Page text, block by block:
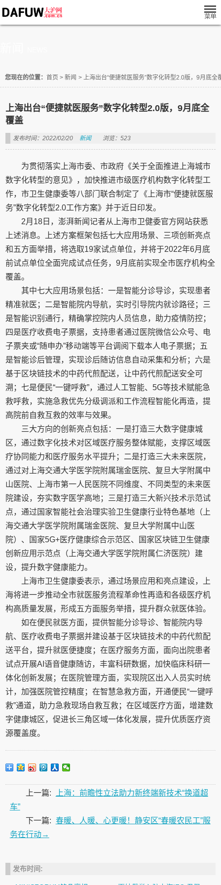
您现在的位置： 首页 > 新闻 > 上海出台“便捷就医服务”数字化转型2.0版，9月底全
上海出台“便捷就医服务”数字化转型2.0版，9月底全
覆盖
发布时间：2022/02/20 新闻 浏览：523
为贯彻落实上海市委、市政府《关于全面推进上海城市
数字化转型的意见》，加快推进市级医疗机构数字化转型工
作，市卫生健康委等八部门联合制定了《上海市“便捷就医服
务”数字化转型2.0工作方案》并于近日印发。
2月18日，澎湃新闻记者从上海市卫健委官方网站获悉
上述消息。上述方案框架包括七大应用场景、三项创新亮点
和五方面举措，将选取19家试点单位，并将于2022年6月底
前试点单位全面完成试点任务，9月底前实现全市医疗机构全
覆盖。
其中七大应用场景包括：一是智能分诊导诊，实现患者
精准就医；二是智能院内导航，实时引导院内就诊路径；三
是智能识别通行，精确掌控院内人员信息，助力疫情防控；
四是医疗收费电子票据，支持患者通过医院微信公众号、电
子票夹或“随申办”移动端等平台调阅下载本人电子票据；五
是智能诊后管理，实现诊后随访信息自动采集和分析；六是
基于区块链技术的中药代煎配送，让中药代煎配送安全可
溯；七是便民“一键呼救”，通过人工智能、5G等技术赋能急
救呼救，实施急救优先分级调派和工作流程智能化再造，提
高院前自救互救的效率与效果。
三大方向的创新亮点包括：一是打造三大数字健康城
区，通过数字化技术对区域医疗服务整体赋能，支撑区域医
疗协同能力和医疗服务水平提升；二是打造三大未来医院，
通过对上海交通大学医学院附属瑞金医院、复旦大学附属中
山医院、上海市第一人民医院不同维度、不同类型的未来医
院建设，夯实数字医学高地；三是打造三大新兴技术示范试
点，通过国家智能社会治理实验卫生健康行业特色基地（上
海交通大学医学院附属瑞金医院、复旦大学附属中山医
院）、国家5G+医疗健康综合示范区、国家区块链卫生健康
创新应用示范点（上海交通大学医学院附属仁济医院）建
设，提升数字健康能力。
上海市卫生健康委表示，通过场景应用和亮点建设，上
海将进一步推动全市就医服务流程革命性再造和各级医疗机
构高质量发展，形成五方面服务举措，提升群众就医体验。
如在便民就医方面，提供智能分诊导诊、智能院内导
航、医疗收费电子票据并建设基于区块链技术的中药代煎配
送平台，提升就医便捷度；在医疗服务方面，面向出院患者
试点开展AI语音健康随访，丰富科研数据，加快临床科研一
体化创新发展；在医院管理方面，实现院区出入人员实时统
计，加强医院管控精度；在智慧急救方面，开通便民“一键呼
救”通道，助力急救现场自救互救；在区域医疗方面，增建数
字健康城区，促进长三角区域一体化发展，提升优质医疗资
源覆盖度。
上一篇:
上海：前瞻性立法助力新终端新技术“换道超
车”
下一篇: 春暖、人暖、心更暖！静安区“春暖农民工”服
务在行动→
发布时间: